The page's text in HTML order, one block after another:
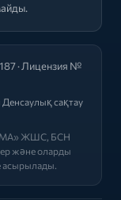
· Лицензия №
сақтау
ЖШС, БСН
және оларды
асырылады.